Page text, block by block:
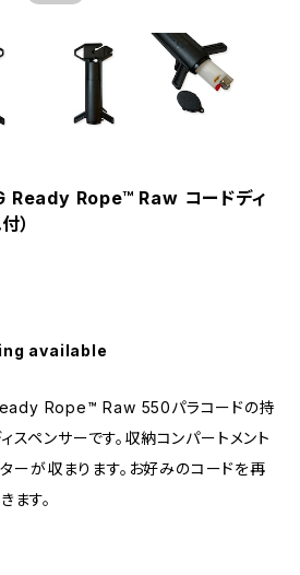
Rope™ Raw コードディ
）
available
Rope™ Raw 550パラコードの持
スペンサーです。収納コンパートメント
ーが収まります。お好みのコードを再
ます。